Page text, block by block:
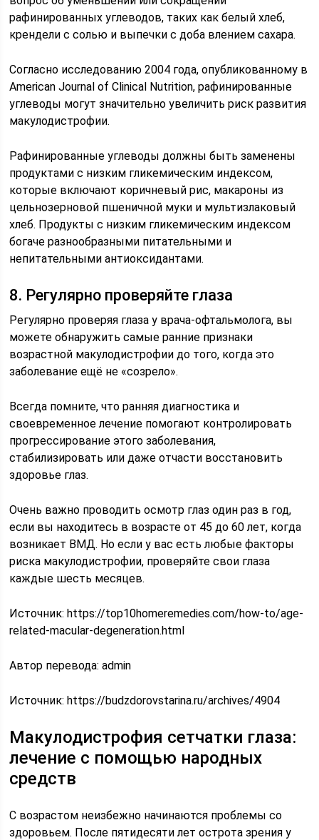
рафинированных углеводов, таких как белый хлеб,
крендели с солью и выпечки с доба влением сахара.
Согласно исследованию 2004 года, опубликованному в
American Journal of Clinical Nutrition, рафинированные
углеводы могут значительно увеличить риск развития
макулодистрофии.
Рафинированные углеводы должны быть заменены
продуктами с низким гликемическим индексом,
которые включают коричневый рис, макароны из
цельнозерновой пшеничной муки и мультизлаковый
хлеб. Продукты с низким гликемическим индексом
богаче разнообразными питательными и
непитательными антиоксидантами.
8. Регулярно проверяйте глаза
Регулярно проверяя глаза у врача-офтальмолога, вы
можете обнаружить самые ранние признаки
возрастной макулодистрофии до того, когда это
заболевание ещё не «созрело».
Всегда помните, что ранняя диагностика и
своевременное лечение помогают контролировать
прогрессирование этого заболевания,
стабилизировать или даже отчасти восстановить
здоровье глаз.
Очень важно проводить осмотр глаз один раз в год,
если вы находитесь в возрасте от 45 до 60 лет, когда
возникает ВМД. Но если у вас есть любые факторы
риска макулодистрофии, проверяйте свои глаза
каждые шесть месяцев.
Источник: https://top10homeremedies.com/how-to/age-
related-macular-degeneration.html
Автор перевода: admin
Источник:https://budzdorovstarina.ru/archives/4904
Макулодистрофия сетчатки глаза:
лечение с помощью народных
средств
С возрастом неизбежно начинаются проблемы со
здоровьем. После пятидесяти лет острота зрения у